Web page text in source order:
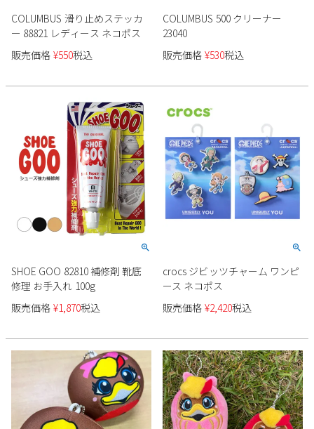
20
21 22 24 25
26
27
28 29
新規会員登録
会社概要
プライバシーポリシー
特定商取引法に基づく表示
お問い合わせ
COLUMBUS 滑り止めステッカ
ー 88821 レディース ネコポス
販売価格 ¥550税込
COLUMBUS 500 クリーナー
23040
販売価格 ¥530税込
SHOE GOO 82810 補修剤 靴底
修理 お手入れ 100g
販売価格 ¥1,870税込
crocs ジビッツチャーム ワンピ
ース ネコポス
販売価格 ¥2,420税込